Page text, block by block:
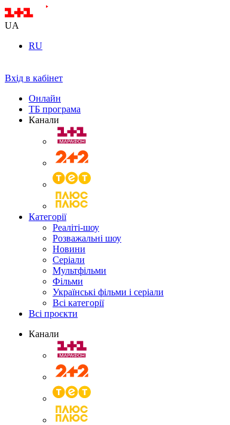
UA
RU
Вхід в кабінет
Онлайн
ТБ програма
Канали
Категорії
Реаліті-шоу
Розважальні шоу
Новини
Серіали
Мультфільми
Фільми
Українські фільми і серіали
Всі категорії
Всі проєкти
Канали